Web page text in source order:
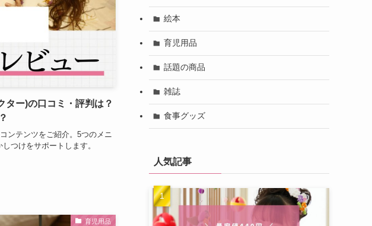
ー)の口コミ・評判は？
ンテンツをご紹介。5つのメニ
つけをサポートします。
育児用品
絵本
育児用品
話題の商品
雑誌
食事グッズ
人気記事